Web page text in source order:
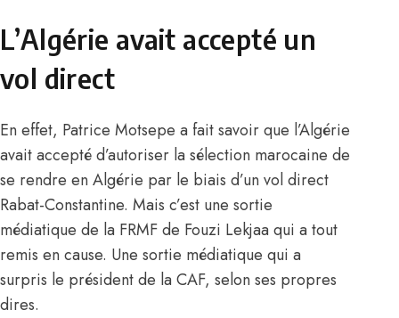
L’Algérie avait accepté un
vol direct
En effet, Patrice Motsepe a fait savoir que l’Algérie
avait accepté d’autoriser la sélection marocaine de
se rendre en Algérie par le biais d’un vol direct
Rabat-Constantine. Mais c’est une sortie
médiatique de la FRMF de Fouzi Lekjaa qui a tout
remis en cause. Une sortie médiatique qui a
surpris le président de la CAF, selon ses propres
dires.